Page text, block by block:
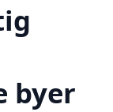
byer